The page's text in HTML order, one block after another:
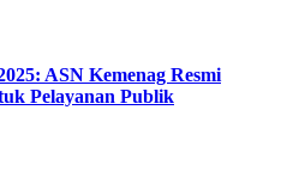
ASN Kemenag Resmi
Pelayanan Publik